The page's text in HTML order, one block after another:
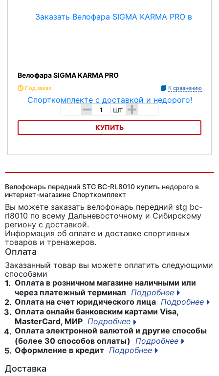
Велофара SIGMA KARMA PRO
Под заказ К сравнению
- шт +
КУПИТЬ
Велофонарь передний STG BC-RL8010 купить недорого в
интернет-магазине Спорткомплект
Вы можете заказать велофонарь передний stg bc-
rl8010 по всему Дальневосточному и Сибирскому
региону с доставкой.
Информация об оплате и доставке спортивных
товаров и тренажеров.
Оплата
Заказанный товар вы можете оплатить следующими
способами
1. Оплата в розничном магазине наличными или
через платежный терминал Подробнее
2. Оплата на счет юридического лица Подробнее
3. Оплата онлайн банковским картами Visa,
MasterCard, МИР Подробнее
4. Оплата электронной валютой и другие способы
(более 30 способов оплаты)
Подробнее
5. Оформление в кредит Подробнее
Доставка